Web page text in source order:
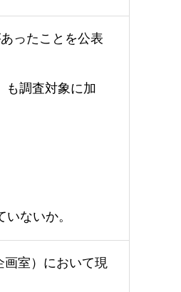
ったことを公表
も調査対象に加
ないか。
画室）において現